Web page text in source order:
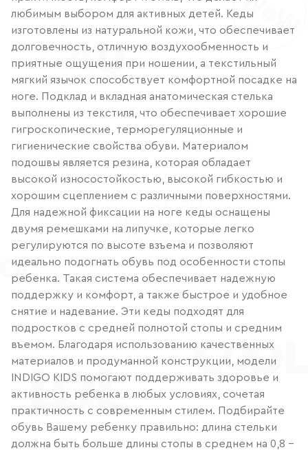
любимым выбором для активных детей. Кеды
изготовлены из натуральной кожи, что обеспечивает
долговечность, отличную воздухообменность и
приятные ощущения при ношении, а текстильный
мягкий язычок способствует комфортной посадке на
ноге. Подклад и вкладная анатомическая стелька
выполнены из текстиля, что обеспечивает хорошие
гигроскопические, терморегуляционные и
гигиенические свойства обуви. Материалом
подошвы является резина, которая обладает
высокой износостойкостью, высокой гибкостью и
хорошим сцеплением с различными поверхностями.
Для надежной фиксации на ноге кеды оснащены
двумя ремешками на липучке, которые легко
регулируются по высоте взъема и позволяют
идеально подогнать обувь под особенности стопы
ребенка. Такая система обеспечивает надежную
поддержку и комфорт, а также быстрое и удобное
снятие и надевание. Эти кеды подходят для
подростков с средней полнотой стопы и средним
въемом. Благодаря использованию качественных
материалов и продуманной конструкции, модели
INDIGO KIDS помогают поддерживать здоровье и
активность ребенка в любых условиях, сочетая
практичность с современным стилем. Подбирайте
обувь Вашему ребенку правильно: длина стельки
должна быть больше длины стопы в среднем на 0,8 –